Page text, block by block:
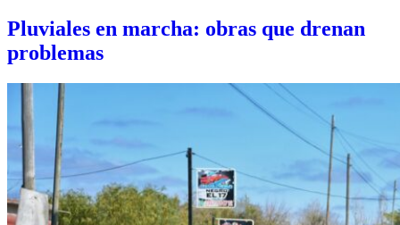
Pluviales en marcha: obras que drenan
problemas